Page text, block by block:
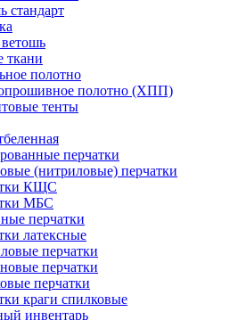
стандарт
ткани
полотно
полотно (ХПП)
тенты
перчатки
(нитриловые) перчатки
КЩС
МБС
перчатки
латексные
перчатки
перчатки
перчатки
краги спилковые
инвентарь